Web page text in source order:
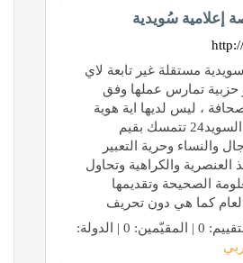
منصة سويدية مستقلة غير تابعة لاي
تمارس عملها وفق
، ليس لديها اية هوية
دينية او طائفية ، السويد24 تتمسك بقيم
والنساء وحرية التعبير
العنصرية والكراهية وتحاول
الصحيحة وتقديمها
العام كما هي دون تحريف